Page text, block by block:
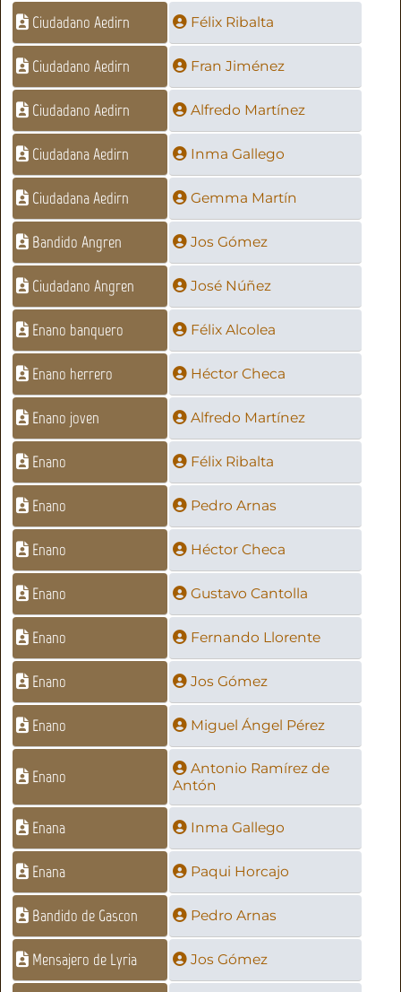
Ciudadano Aedirn Félix Ribalta
Ciudadano Aedirn Fran Jiménez
Ciudadano Aedirn Alfredo Martínez
Ciudadana Aedirn Inma Gallego
Ciudadana Aedirn Gemma Martín
Bandido Angren Jos Gómez
Ciudadano Angren José Núñez
Enano banquero Félix Alcolea
Enano herrero Héctor Checa
Enano joven Alfredo Martínez
Enano Félix Ribalta
Enano Pedro Arnas
Enano Héctor Checa
Enano Gustavo Cantolla
Enano Fernando Llorente
Enano Jos Gómez
Enano Miguel Ángel Pérez
Enano
Antonio Ramírez de
Antón
Enana Inma Gallego
Enana Paqui Horcajo
Bandido de Gascon Pedro Arnas
Mensajero de Lyria Jos Gómez